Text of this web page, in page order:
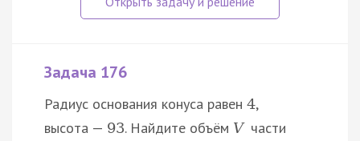
Задача 176
Радиус основания конуса равен 4,
высота — 93. Найдите объём V части